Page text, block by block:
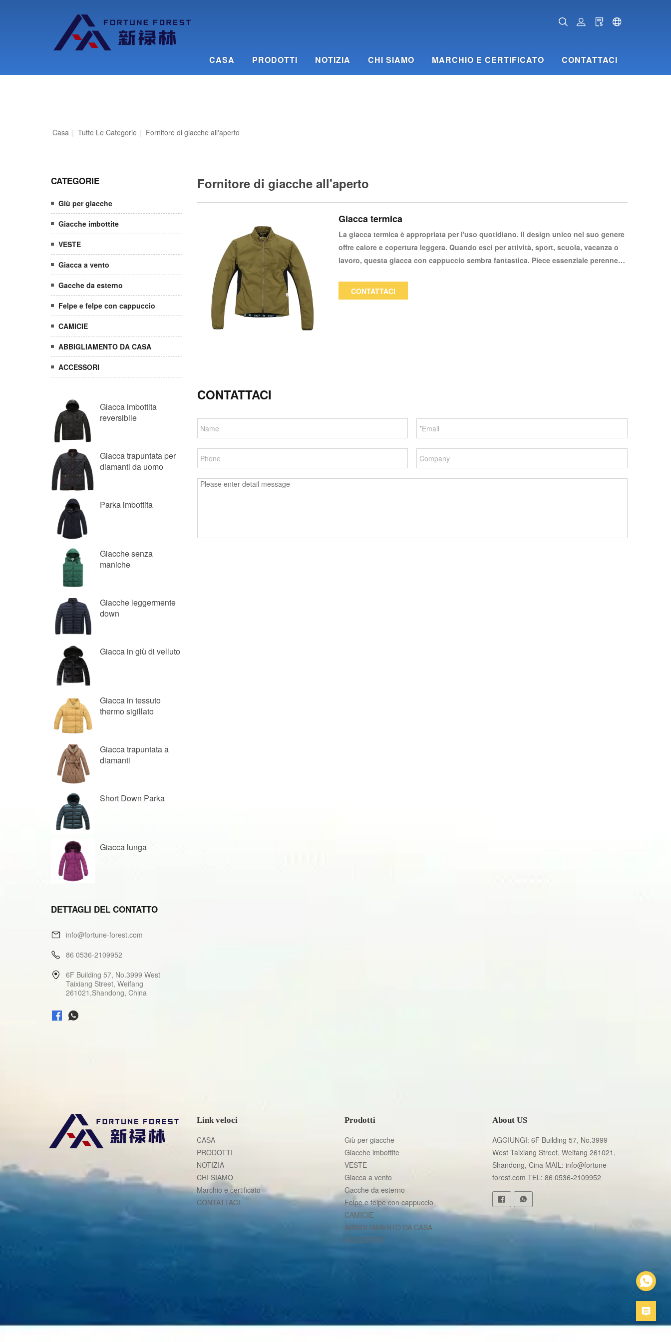
CASA PRODOTTI NOTIZIA CHI SIAMO MARCHIO E CERTIFICATO CONTATTACI
Casa | Tutte Le Categorie | Fornitore di giacche all'aperto
CATEGORIE
Giù per giacche
Giacche imbottite
VESTE
Giacca a vento
Gacche da esterno
Felpe e felpe con cappuccio
CAMICIE
ABBIGLIAMENTO DA CASA
ACCESSORI
Giacca imbottita
reversibile
Giacca trapuntata per
diamanti da uomo
Parka imbottita
Giacche senza
maniche
Giacche leggermente
down
Giacca in giù di velluto
Giacca in tessuto
thermo sigillato
Giacca trapuntata a
diamanti
Short Down Parka
Giacca lunga
DETTAGLI DEL CONTATTO
info@fortune-forest.com
86 0536-2109952
6F Building 57, No.3999 West
Taixiang Street, Weifang
261021,Shandong, China
Fornitore di giacche all'aperto
Giacca termica
La giacca termica è appropriata per l'uso quotidiano. Il design unico nel suo genere
offre calore e copertura leggera. Quando esci per attività, sport, scuola, vacanza o
lavoro, questa giacca con cappuccio sembra fantastica. Piece essenziale perenne
jeans e leggings magri.
CONTATTACI
CONTATTACI
Link veloci
CASA
PRODOTTI
NOTIZIA
CHI SIAMO
Marchio e certificato
CONTATTACI
Prodotti
Giù per giacche
Giacche imbottite
VESTE
Giacca a vento
Gacche da esterno
Felpe e felpe con cappuccio
CAMICIE
ABBIGLIAMENTO DA CASA
ACCESSORI
About US
AGGIUNGI: 6F Building 57, No.3999
West Taixiang Street, Weifang 261021,
Shandong, Cina MAIL: info@fortune-
forest.com TEL: 86 0536-2109952